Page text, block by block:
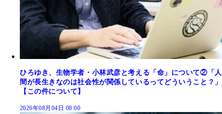
ひろゆき、生物学者・小林武彦と考える「命」について②「人
間が長生きなのは社会性が関係しているってどういうこと？」
【この件について】
2026年08月04日 08:00